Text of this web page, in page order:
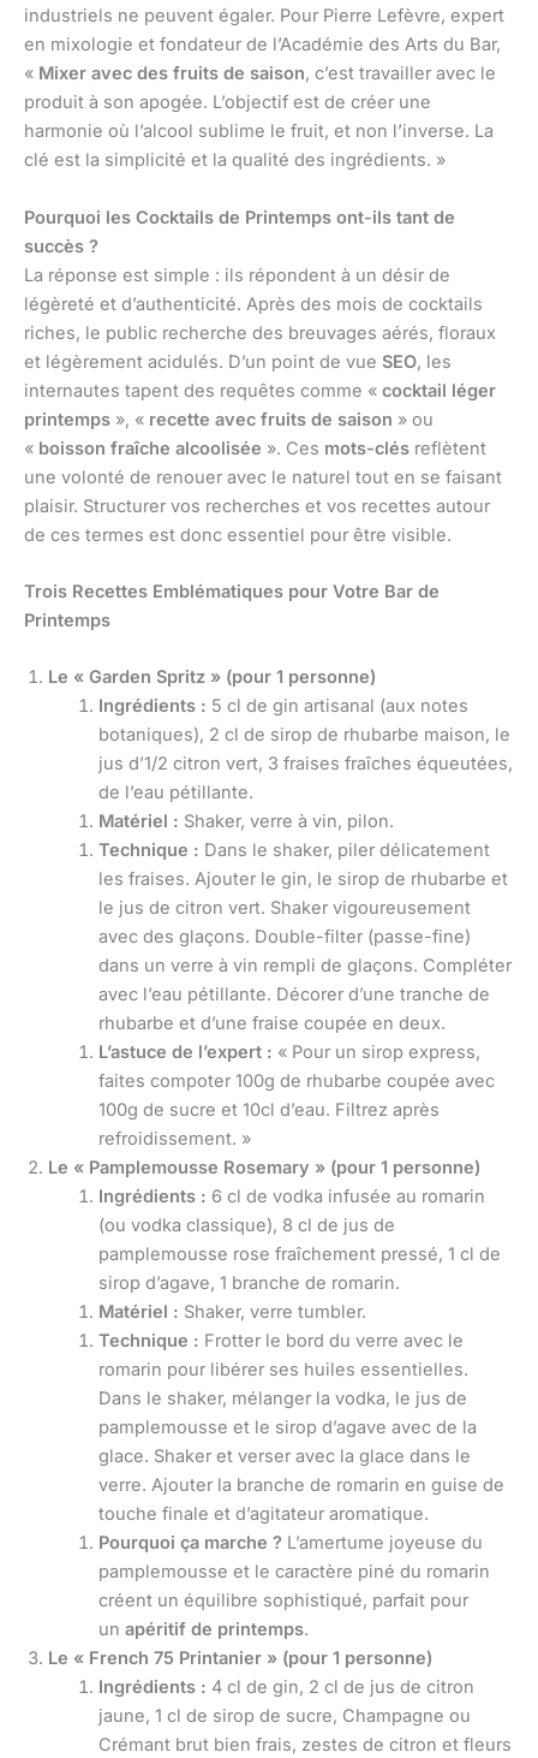
industriels ne peuvent égaler. Pour Pierre Lefèvre, expert
en mixologie et fondateur de l’Académie des Arts du Bar,
« Mixer avec des fruits de saison, c’est travailler avec le
produit à son apogée. L’objectif est de créer une
harmonie où l’alcool sublime le fruit, et non l’inverse. La
clé est la simplicité et la qualité des ingrédients. »
Pourquoi les Cocktails de Printemps ont-ils tant de
succès ?
La réponse est simple : ils répondent à un désir de
légèreté et d’authenticité. Après des mois de cocktails
riches, le public recherche des breuvages aérés, floraux
et légèrement acidulés. D’un point de vue SEO, les
internautes tapent des requêtes comme « cocktail léger
printemps », « recette avec fruits de saison » ou
« boisson fraîche alcoolisée ». Ces mots-clés reflètent
une volonté de renouer avec le naturel tout en se faisant
plaisir. Structurer vos recherches et vos recettes autour
de ces termes est donc essentiel pour être visible.
Trois Recettes Emblématiques pour Votre Bar de
Printemps
Le « Garden Spritz » (pour 1 personne)
Ingrédients : 5 cl de gin artisanal (aux notes
botaniques), 2 cl de sirop de rhubarbe maison, le
jus d’1/2 citron vert, 3 fraises fraîches équeutées,
de l’eau pétillante.
Matériel : Shaker, verre à vin, pilon.
Technique : Dans le shaker, piler délicatement
les fraises. Ajouter le gin, le sirop de rhubarbe et
le jus de citron vert. Shaker vigoureusement
avec des glaçons. Double-filter (passe-fine)
dans un verre à vin rempli de glaçons. Compléter
avec l’eau pétillante. Décorer d’une tranche de
rhubarbe et d’une fraise coupée en deux.
L’astuce de l’expert : « Pour un sirop express,
faites compoter 100g de rhubarbe coupée avec
100g de sucre et 10cl d’eau. Filtrez après
refroidissement. »
Le « Pamplemousse Rosemary » (pour 1 personne)
Ingrédients : 6 cl de vodka infusée au romarin
(ou vodka classique), 8 cl de jus de
pamplemousse rose fraîchement pressé, 1 cl de
sirop d’agave, 1 branche de romarin.
Matériel : Shaker, verre tumbler.
Technique : Frotter le bord du verre avec le
romarin pour libérer ses huiles essentielles.
Dans le shaker, mélanger la vodka, le jus de
pamplemousse et le sirop d’agave avec de la
glace. Shaker et verser avec la glace dans le
verre. Ajouter la branche de romarin en guise de
touche finale et d’agitateur aromatique.
Pourquoi ça marche ? L’amertume joyeuse du
pamplemousse et le caractère piné du romarin
créent un équilibre sophistiqué, parfait pour
un apéritif de printemps.
Le « French 75 Printanier » (pour 1 personne)
Ingrédients : 4 cl de gin, 2 cl de jus de citron
jaune, 1 cl de sirop de sucre, Champagne ou
Crémant brut bien frais, zestes de citron et fleurs